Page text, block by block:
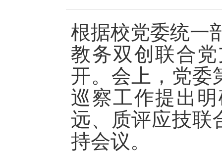
根据校党委统一
教务双创联合
开。会上，党委
巡察工作提出
远、质评应技联
持会议。